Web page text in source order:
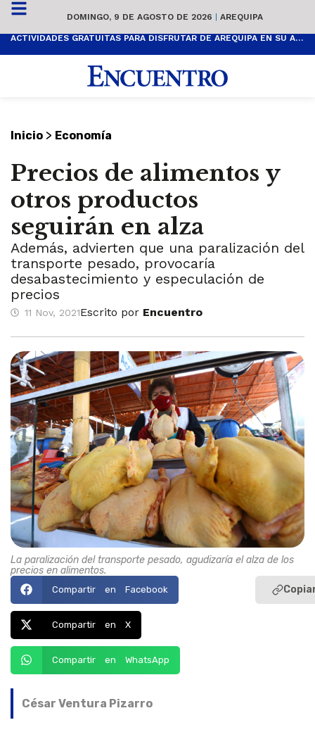
DOMINGO, 9 DE AGOSTO DE 2026 | AREQUIPA
ACTIVIDADES GRATUITAS PARA DISFRUTAR DE AREQUIPA EN SU ANIVERSARIO
Inicio > Economía
Precios de alimentos y
otros productos
seguirán en alza
Además, advierten que una paralización del
transporte pesado, provocaría
desabastecimiento y especulación de
precios
11 Nov, 2021Escrito por Encuentro
La paralización del transporte pesado, agudizaría el alza de los
precios en alimentos.
Compartir en Facebook
Compartir en X
Compartir en WhatsApp
César Ventura Pizarro